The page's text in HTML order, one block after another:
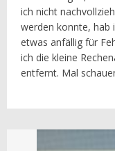
ich nicht
werden konnte, hab
etwas anfällig für
ich die kleine
entfernt. Mal